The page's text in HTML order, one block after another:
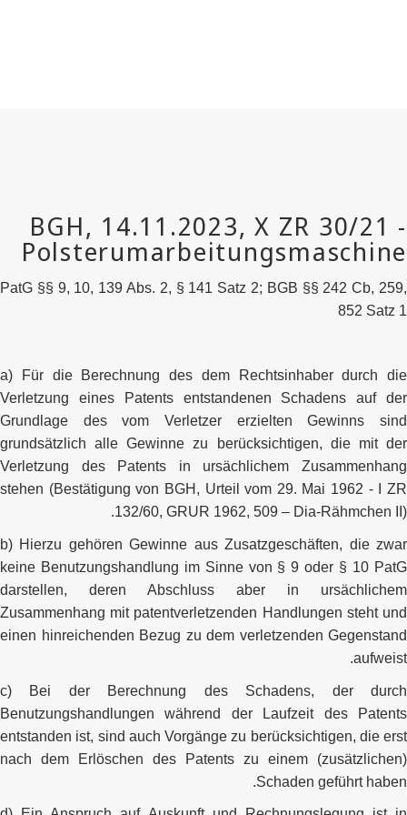
PatG §§ 9, 10, 139 Abs. 2, § 141 Satz 2; BGB §§ 242 Cb, 259,
852 Satz 1
a) Für die Berechnung des dem Rechtsinhaber durch die
Verletzung eines Patents entstandenen Schadens auf der
Grundlage des vom Verletzer erzielten Gewinns sind
grundsätzlich alle Gewinne zu berücksichtigen, die mit der
Verletzung des Patents in ursächlichem Zusammenhang
stehen (Bestätigung von BGH, Urteil vom 29. Mai 1962 - I ZR
132/60, GRUR 1962, 509 – Dia-Rähmchen II).
b) Hierzu gehören Gewinne aus Zusatzgeschäften, die zwar
keine Benutzungshandlung im Sinne von § 9 oder § 10 PatG
darstellen, deren Abschluss aber in ursächlichem
Zusammenhang mit patentverletzenden Handlungen steht und
einen hinreichenden Bezug zu dem verletzenden Gegenstand
aufweist.
c) Bei der Berechnung des Schadens, der durch
Benutzungshandlungen während der Laufzeit des Patents
entstanden ist, sind auch Vorgänge zu berücksichtigen, die erst
nach dem Erlöschen des Patents zu einem (zusätzlichen)
Schaden geführt haben.